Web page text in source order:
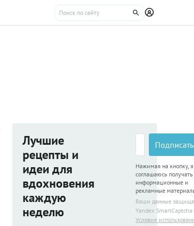
Лучшие
рецепты и
идеи для
вдохновения
каждую
неделю
Нажимая на кнопку, я
соглашаюсь получать
информационные и
рекламные
Ваши данные
Yandex SmartCaptcha
Условия